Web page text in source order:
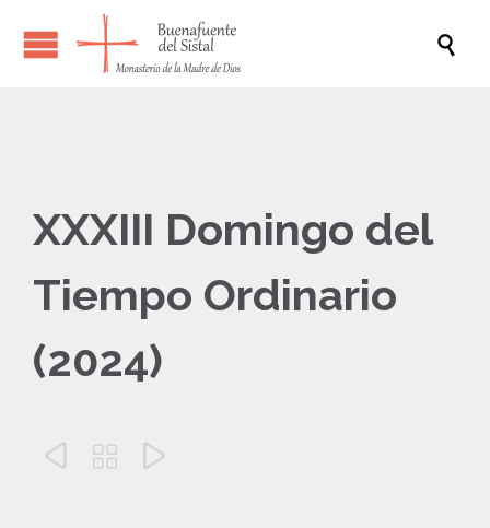

XXXIII Domingo del
Tiempo Ordinario
(2024)
  